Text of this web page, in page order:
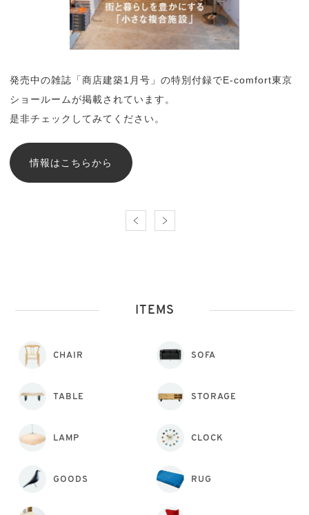
発売中の雑誌「商店建築1月号」の特別付録でE-comfort東京
ショールームが掲載されています。
是非チェックしてみてください。
情報はこちらから
ITEMS
CHAIR SOFA
TABLE STORAGE
LAMP CLOCK
GOODS RUG